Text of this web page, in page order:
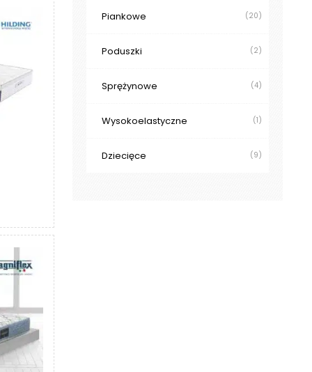
Piankowe (20)
Poduszki (2)
Sprężynowe (4)
Wysokoelastyczne (1)
Dziecięce (9)